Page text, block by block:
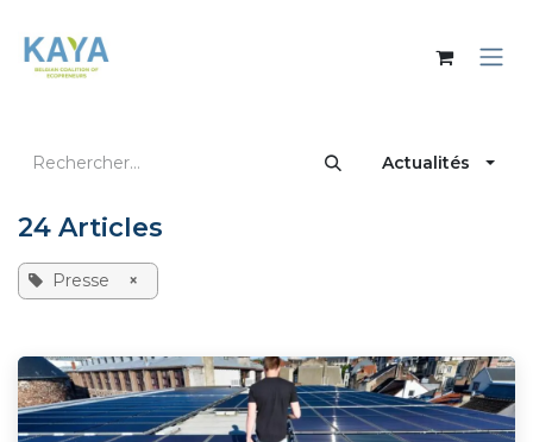
Actualités
24 Articles
Presse ×